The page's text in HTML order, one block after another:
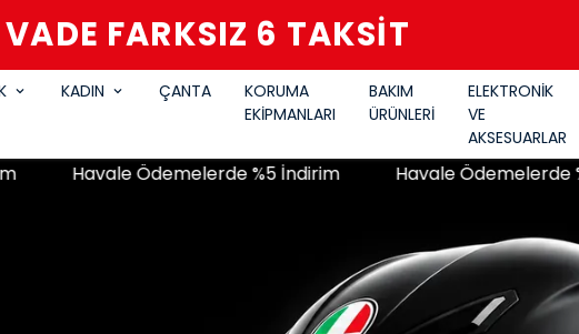
VADE FARKSIZ 6 TAKSİT
KADIN ÇANTA
KORUMA
EKİPMANLARI
BAKIM
ÜRÜNLERİ
ELEKTRONİK
VE
AKSESUARLAR
Ödemelerde %5 İndirim Havale Ödemelerde %5 İndirim